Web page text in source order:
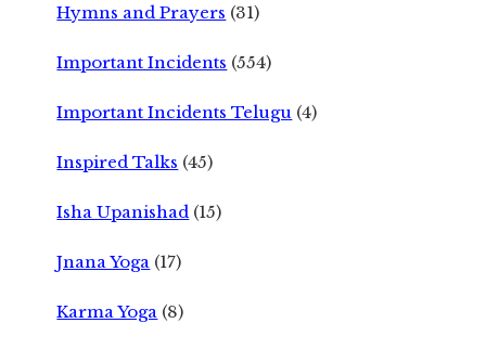
Hymns and Prayers (31)
Important Incidents (554)
Important Incidents Telugu (4)
Inspired Talks (45)
Isha Upanishad (15)
Jnana Yoga (17)
Karma Yoga (8)